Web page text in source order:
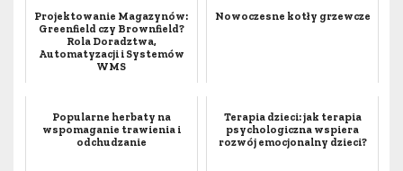
Projektowanie Magazynów:
Greenfield czy Brownfield?
Rola Doradztwa,
Automatyzacji i Systemów
WMS
Nowoczesne kotły grzewcze
Popularne herbaty na
wspomaganie trawienia i
odchudzanie
Terapia dzieci: jak terapia
psychologiczna wspiera
rozwój emocjonalny dzieci?